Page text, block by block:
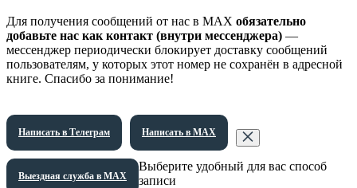
Для получения сообщений от нас в МАХ обязательно
добавьте нас как контакт (внутри мессенджера) —
мессенджер периодически блокирует доставку сообщений
пользователям, у которых этот номер не сохранён в адресной
книге. Спасибо за понимание!
Написать в Телеграм Написать в МАХ
Выездная служба в МАХ
Выберите удобный для вас способ
записи